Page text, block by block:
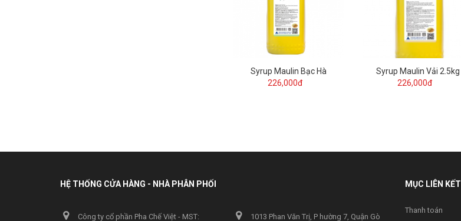
Syrup Maulin Bạc Hà
226,000đ
Syrup Maulin Vải 2.5kg
226,000đ
HỆ THỐNG CỬA HÀNG - NHÀ PHÂN PHỐI
Công ty cổ phần Pha Chế Việt - MST:
1013 Phan Văn Trị, P hường 7, Quận Gò
MỤC LIÊN KẾT
Thanh toán